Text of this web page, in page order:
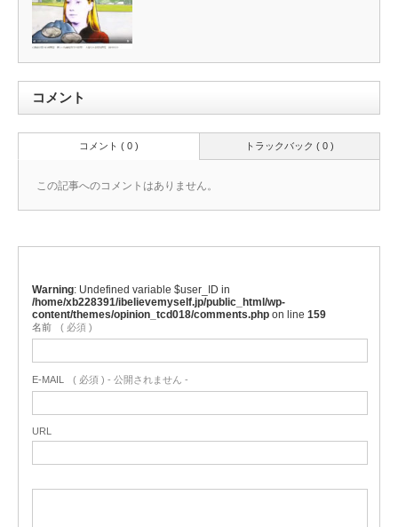
コメント
トラックバック ( 0 )
コメント ( 0 )
この記事へのコメントはありません。
Warning : Undefined variable $user_ID in
/home/xb228391/ibelievemyself.jp/public_html/wp-
content/themes/opinion_tcd018/comments.php on line 159
名前 ( 必須 )
E-MAIL ( 必須 ) - 公開されません -
URL